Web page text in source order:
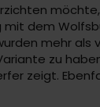
dem
mehr
zu
zeigt.